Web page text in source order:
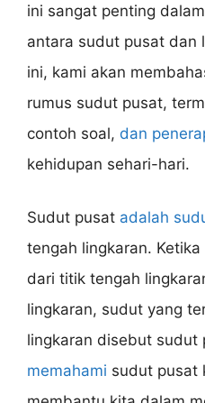
ini sangat penting
antara sudut pusat dan
ini, kami akan
rumus sudut pusat,
contoh soal, dan
kehidupan sehari-hari.
Sudut pusat adalah
tengah lingkaran.
dari titik tengah
lingkaran, sudut yang
lingkaran disebut sudut
memahami sudut pusat